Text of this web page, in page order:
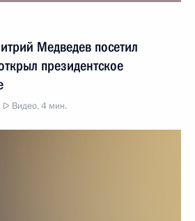
Медведев посетил
президентское
Видео, 4 мин.